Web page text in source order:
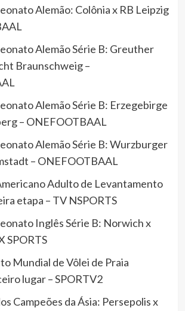
Alemão: Colônia x RB Leipzig
Alemão Série B: Greuther
Braunschweig –
Alemão Série B: Erzegebirge
– ONEFOOTBAAL
Alemão Série B: Wurzburger
– ONEFOOTBAAL
Adulto de Levantamento
etapa – TV NSPORTS
Inglês Série B: Norwich x
SPORTS
Mundial de Vôlei de Praia
lugar – SPORTV2
Campeões da Ásia: Persepolis x